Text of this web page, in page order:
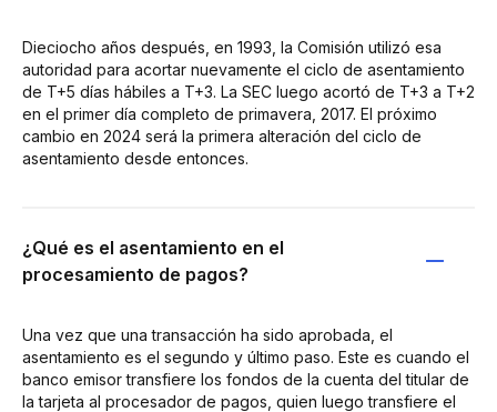
Dieciocho años después, en 1993, la Comisión utilizó esa
autoridad para acortar nuevamente el ciclo de asentamiento
de T+5 días hábiles a T+3. La SEC luego acortó de T+3 a T+2
en el primer día completo de primavera, 2017. El próximo
cambio en 2024 será la primera alteración del ciclo de
asentamiento desde entonces.
¿Qué es el asentamiento en el
procesamiento de pagos?
Una vez que una transacción ha sido aprobada, el
asentamiento es el segundo y último paso. Este es cuando el
banco emisor transfiere los fondos de la cuenta del titular de
la tarjeta al procesador de pagos, quien luego transfiere el